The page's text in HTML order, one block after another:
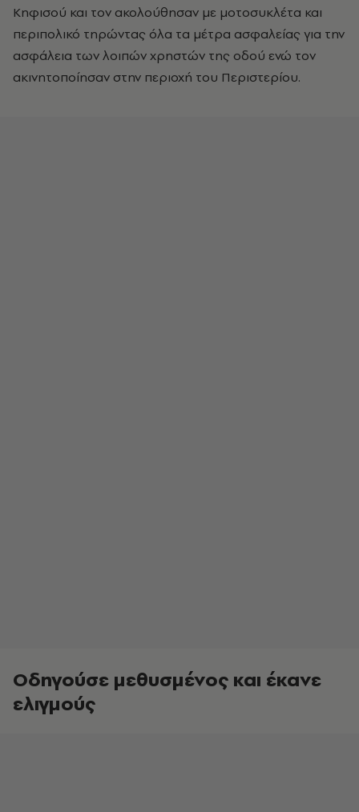
Κηφισού και τον ακολούθησαν με μοτοσυκλέτα και
περιπολικό τηρώντας όλα τα μέτρα ασφαλείας για την
ασφάλεια των λοιπών χρηστών της οδού ενώ τον
ακινητοποίησαν στην περιοχή του Περιστερίου.
Οδηγούσε μεθυσμένος και έκανε
ελιγμούς